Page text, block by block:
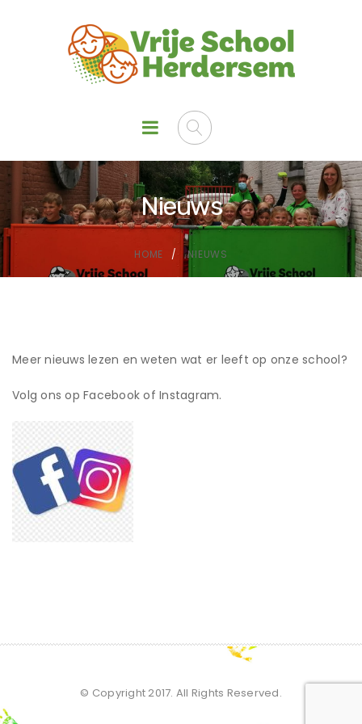
Nieuws
HOME NIEUWS
Meer nieuws lezen en weten wat er leeft op onze school?
Volg ons op Facebook of Instagram.
© Copyright 2017. All Rights Reserved.